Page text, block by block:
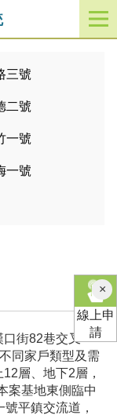
開
啟
三號
二號
一號
一號
口街82巷交叉
同家戶類型及需
層、地下2層，
案基地東側臨中
平鎮交流道，
×關
閉
線上申
請